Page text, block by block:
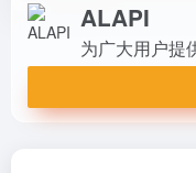
ALAPI